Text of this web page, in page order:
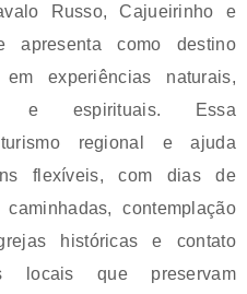
Russo, Cajueirinho e
como destino
experiências naturais,
e espirituais. Essa
regional e ajuda
flexíveis, com dias de
contemplação
históricas e contato
locais que preservam